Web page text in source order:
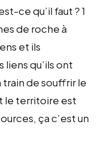
ce qu’il faut ? 1
de roche à
et ils
qu’ils ont
train de souffrir le
le territoire est
ça c’est un